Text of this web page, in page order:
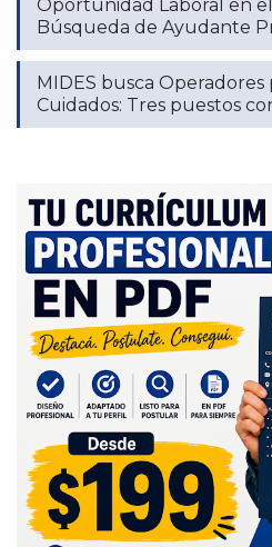
Oportunidad Laboral en
Búsqueda de Ayudante
MIDES busca
Cuidados: Tres puestos